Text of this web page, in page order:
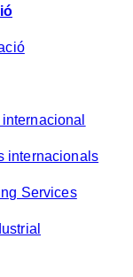
internacionals
Services